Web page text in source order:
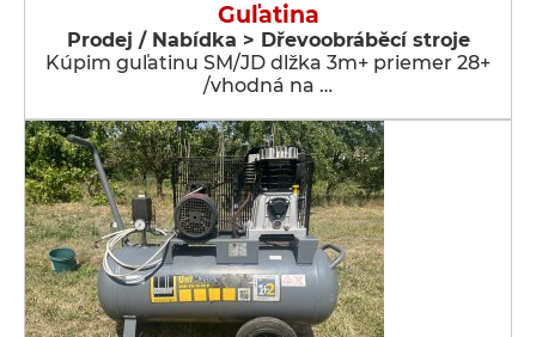
Guľatina
Prodej / Nabídka > Dřevoobráběcí stroje
Kúpim guľatinu SM/JD dlžka 3m+ priemer 28+
/vhodná na …